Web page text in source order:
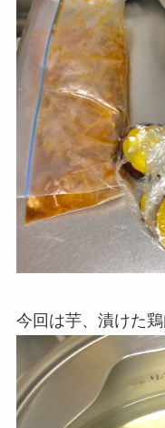
今回は芋、漬けた